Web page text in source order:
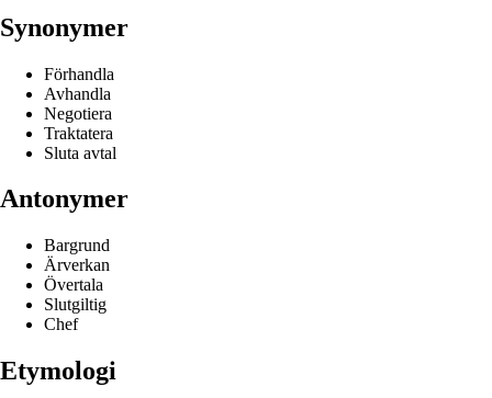
Synonymer
Förhandla
Avhandla
Negotiera
Traktatera
Sluta avtal
Antonymer
Bargrund
Ärverkan
Övertala
Slutgiltig
Chef
Etymologi